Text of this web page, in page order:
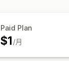
Paid Plan
$1/月